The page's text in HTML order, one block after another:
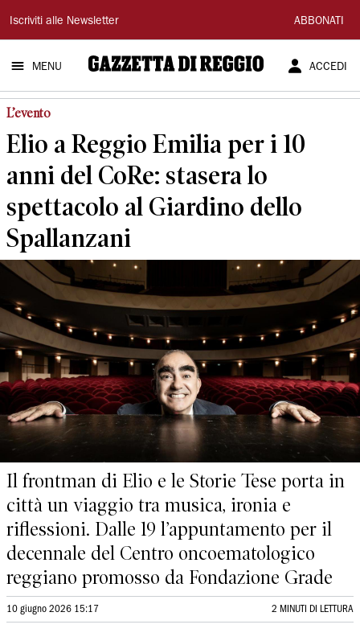
Gazzetta
di
Reggio
Iscriviti alle Newsletter ABBONATI
MENU ACCEDI
L’evento
Elio a Reggio Emilia per i 10
anni del CoRe: stasera lo
spettacolo al Giardino dello
Spallanzani
Il frontman di Elio e le Storie Tese porta in
città un viaggio tra musica, ironia e
riflessioni. Dalle 19 l’appuntamento per il
decennale del Centro oncoematologico
reggiano promosso da Fondazione Grade
10 giugno 2026 15:17 2 MINUTI DI LETTURA